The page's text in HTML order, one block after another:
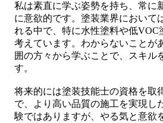
私は素直に学ぶ姿勢を持ち、常に
に意欲的です。塗装業界において
れる中で、特に水性塗料や低VOC
考えています。わからないことが
囲の方々から学ぶことで、スキル
す。
将来的には塗装技能士の資格を取
で、より高い品質の施工を実現し
験ではありますが、やる気と意欲